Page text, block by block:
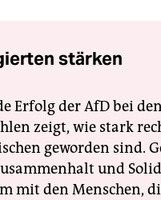
stärken
Erfolg der AfD bei
zeigt, wie stark
geworden sind.
und
mit den Menschen,